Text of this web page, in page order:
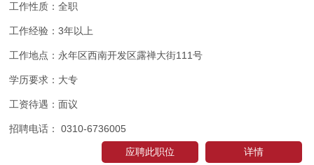
工作性质：全职
工作经验：3年以上
工作地点： 永年区西南开发区露禅大街111号
学历要求： 大专
工资待遇：面议
招聘电话： 0310-6736005
详情
应聘此职位